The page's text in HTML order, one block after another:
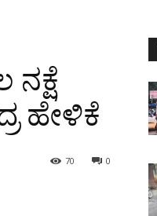
ಹೇಳಿಕೆ
0
70